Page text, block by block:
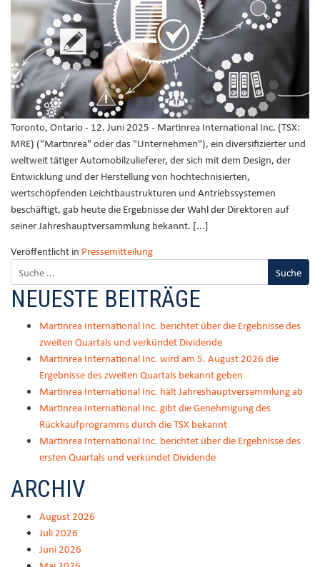
Toronto, Ontario - 12. Juni 2025 - Martinrea International Inc. (TSX:
MRE) ("Martinrea" oder das "Unternehmen"), ein diversifizierter und
weltweit tätiger Automobilzulieferer, der sich mit dem Design, der
Entwicklung und der Herstellung von hochtechnisierten,
wertschöpfenden Leichtbaustrukturen und Antriebssystemen
beschäftigt, gab heute die Ergebnisse der Wahl der Direktoren auf
seiner Jahreshauptversammlung bekannt. [...]
Veröffentlicht in Pressemitteilung
NEUESTE BEITRÄGE
Martinrea International Inc. berichtet über die Ergebnisse des
zweiten Quartals und verkündet Dividende
Martinrea International Inc. wird am 5. August 2026 die
Ergebnisse des zweiten Quartals bekannt geben
Martinrea International Inc. hält Jahreshauptversammlung ab
Martinrea International Inc. gibt die Genehmigung des
Rückkaufprogramms durch die TSX bekannt
Martinrea International Inc. berichtet über die Ergebnisse des
ersten Quartals und verkündet Dividende
ARCHIV
August 2026
Juli 2026
Juni 2026